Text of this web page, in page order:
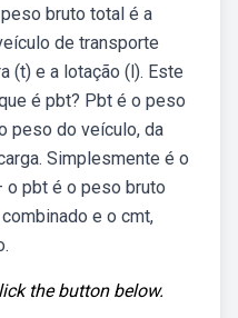
bruto total é a
de transporte
(t) e a lotação (l). Este
é pbt? Pbt é o peso
peso do veículo, da
Simplesmente é o
o pbt é o peso bruto
e o cmt,
the button below.